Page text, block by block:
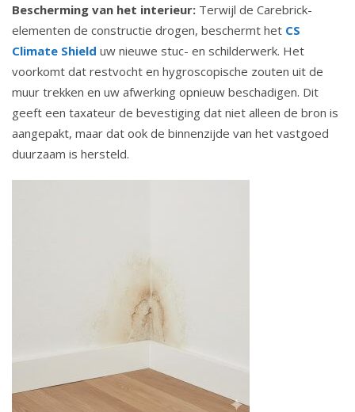
Bescherming van het interieur: Terwijl de Carebrick-
elementen de constructie drogen, beschermt het CS
Climate Shield uw nieuwe stuc- en schilderwerk. Het
voorkomt dat restvocht en hygroscopische zouten uit de
muur trekken en uw afwerking opnieuw beschadigen. Dit
geeft een taxateur de bevestiging dat niet alleen de bron is
aangepakt, maar dat ook de binnenzijde van het vastgoed
duurzaam is hersteld.